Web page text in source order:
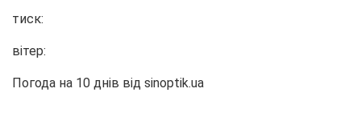
тиск:
вітер:
Погода на 10 днів від sinoptik.ua